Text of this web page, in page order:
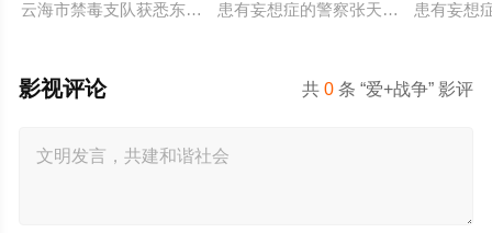
云海市禁毒支队获悉东南亚毒王廖爷将携600余公斤毒品来云交
患有妄想症的警察张天盛遇上一起离
患有妄想
共0 条 “爱+战争” 影评
影视评论